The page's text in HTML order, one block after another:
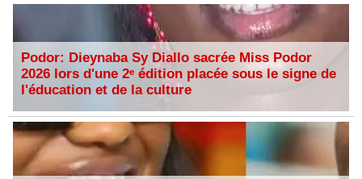
Podor: Dieynaba Sy Diallo sacrée Miss Podor
2026 lors d'une 2ᵉ édition placée sous le signe de
l'éducation et de la culture